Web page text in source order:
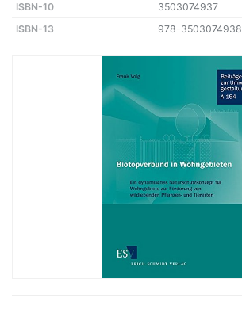
ISBN-10
3503074937
ISBN-13
978-3503074938